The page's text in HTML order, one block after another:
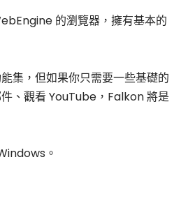
的瀏覽器，擁有基本的
集，但如果你只需要一些基礎的
、觀看 YouTube，Falkon 將是
。